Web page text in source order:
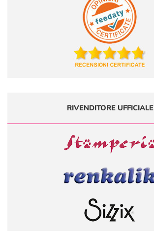
RIVENDITORE UFFICIALE